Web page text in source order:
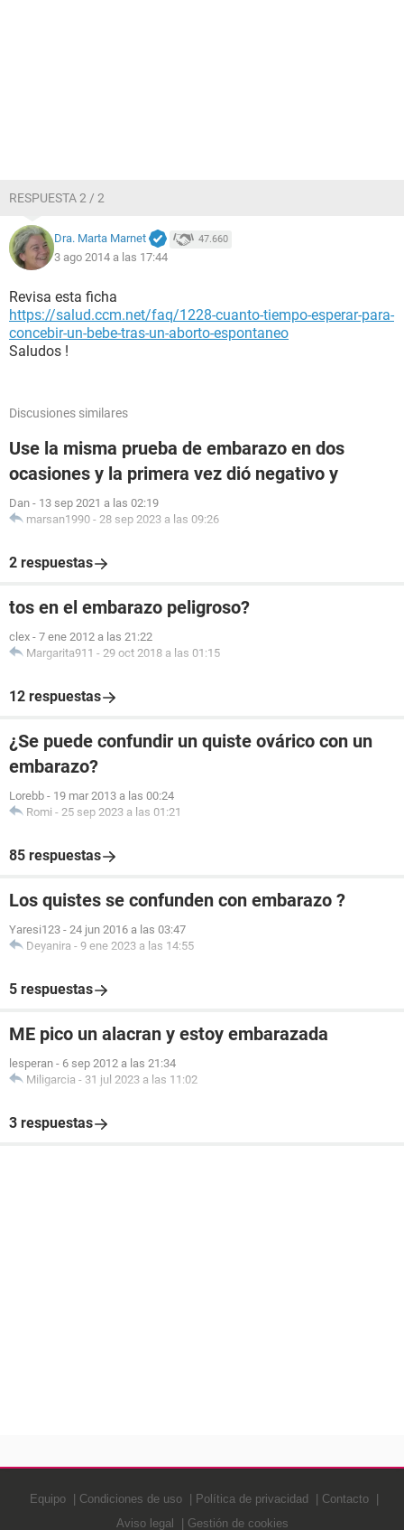
RESPUESTA 2 / 2
Dra. Marta Marnet 47.660
3 ago 2014 a las 17:44
Revisa esta ficha
https://salud.ccm.net/faq/1228-cuanto-tiempo-esperar-para-
concebir-un-bebe-tras-un-aborto-espontaneo
Saludos !
Discusiones similares
Use la misma prueba de embarazo en dos
ocasiones y la primera vez dió negativo y
Dan - 13 sep 2021 a las 02:19
marsan1990 - 28 sep 2023 a las 09:26
2 respuestas
tos en el embarazo peligroso?
clex - 7 ene 2012 a las 21:22
Margarita911 - 29 oct 2018 a las 01:15
12 respuestas
¿Se puede confundir un quiste ovárico con un
embarazo?
Lorebb - 19 mar 2013 a las 00:24
Romi - 25 sep 2023 a las 01:21
85 respuestas
Los quistes se confunden con embarazo ?
Yaresi123 - 24 jun 2016 a las 03:47
Deyanira - 9 ene 2023 a las 14:55
5 respuestas
ME pico un alacran y estoy embarazada
lesperan - 6 sep 2012 a las 21:34
Miligarcia - 31 jul 2023 a las 11:02
3 respuestas
Equipo Condiciones de uso Política de privacidad
Contacto
Aviso legal
Gestión de cookies